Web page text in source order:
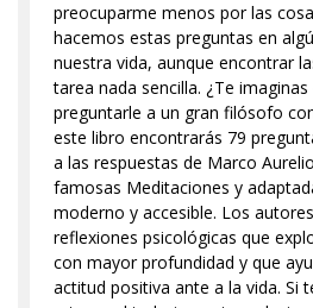
preocuparme menos por las
hacemos estas preguntas en
nuestra vida, aunque encontrar
tarea nada sencilla. ¿Te
preguntarle a un gran filósofo
este libro encontrarás 79
a las respuestas de Marco
famosas Meditaciones y
moderno y accesible. Los
reflexiones psicológicas que
con mayor profundidad y que
actitud positiva ante a la vida. Si